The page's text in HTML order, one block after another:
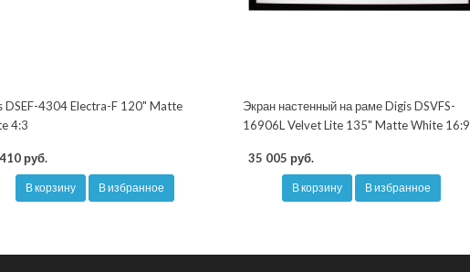
DSEF-4304 Electra-F 120" Matte
4:3
руб.
В корзину В избранное
Экран настенный на раме Digis DSVFS-
16906L Velvet Lite 135" Matte White 16:9
35 005 руб.
В корзину В избранное